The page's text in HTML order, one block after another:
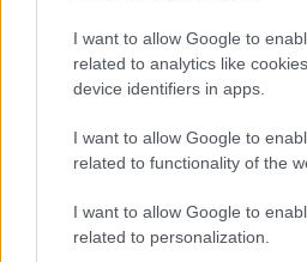
I want to allow Google to
related to analytics like
device identifiers in apps.
I want to allow Google to
related to functionality of the
I want to allow Google to
related to personalization.
Incidente sulla
Arzachena
Incidente sulla strada
Sangue, musica e